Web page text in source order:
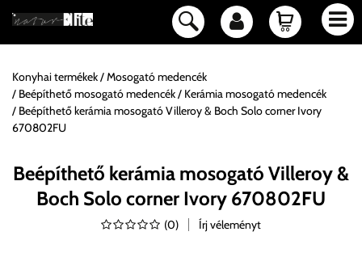
Konyhai termékek
Mosogató medencék
Beépíthető mosogató medencék
Kerámia mosogató medencék
Beépíthető kerámia mosogató Villeroy & Boch Solo corner Ivory
670802FU
Beépíthető kerámia mosogató Villeroy &
Boch Solo corner Ivory 670802FU
(0) Írj véleményt